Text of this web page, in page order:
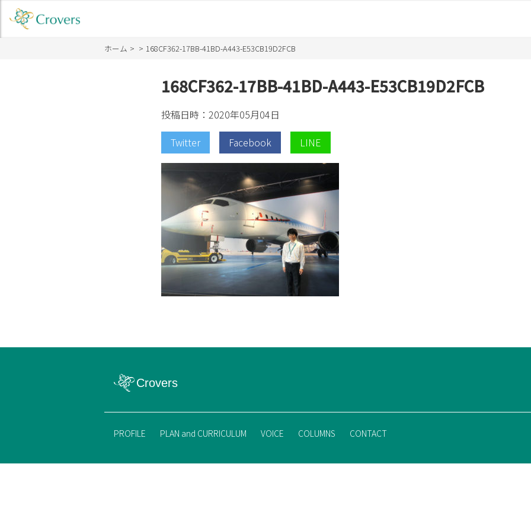
ホーム 168CF362-17BB-41BD-A443-E53CB19D2FCB
168CF362-17BB-41BD-A443-E53CB19D2FCB
投稿日時：2020年05月04日
Twitter
Facebook LINE
PROFILE PLAN and CURRICULUM VOICE COLUMNS CONTACT